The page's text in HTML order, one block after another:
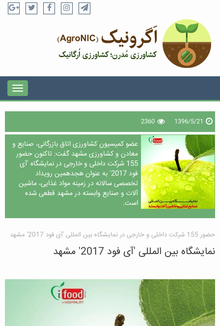
1396/5/21
2360
عضو کمیسیون کشاورزی اتاق بازرگانی، صنایع و
معادن و کشاورزی مشهد گفت: تاکنون حضور
155 شرکت داخلی و خارجی در نمایشگاه 'آی
فود 2017' به عنوان هجدهمین رویداد
تخصصی سالانه در زمینه مواد غذایی، ماشین
آلات و صنایع وابسته در مشهد قطعی شده
است.
حضور 155 شرکت داخلی و خارجی در نمایشگاه بین المللی 'آی فود 2017' مشهد
نمایشگاه بین المللی 'آی فود 2017' مشهد